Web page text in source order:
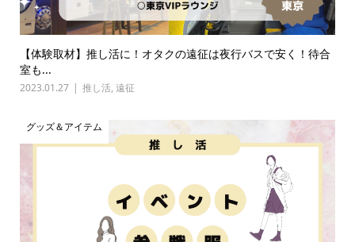
【体験取材】推し活に！オタクの遠征は夜行バスで安く！待合
室も...
2023.01.27 推し活, 遠征
グッズ＆アイテム